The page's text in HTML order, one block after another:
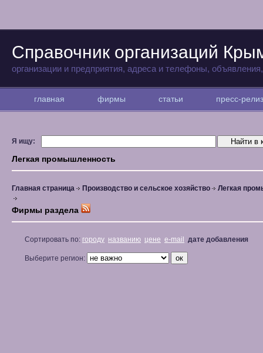
Справочник организаций
организации и предприятия, адреса и телефоны,
главная фирмы статьи пресс-
Я ищу:
Легкая промышленность
Главная страница Производство и сельское хозяйство Легкая
Фирмы раздела
Сортировать по: городу названию цене e-mail дате добавления
Выберите регион: